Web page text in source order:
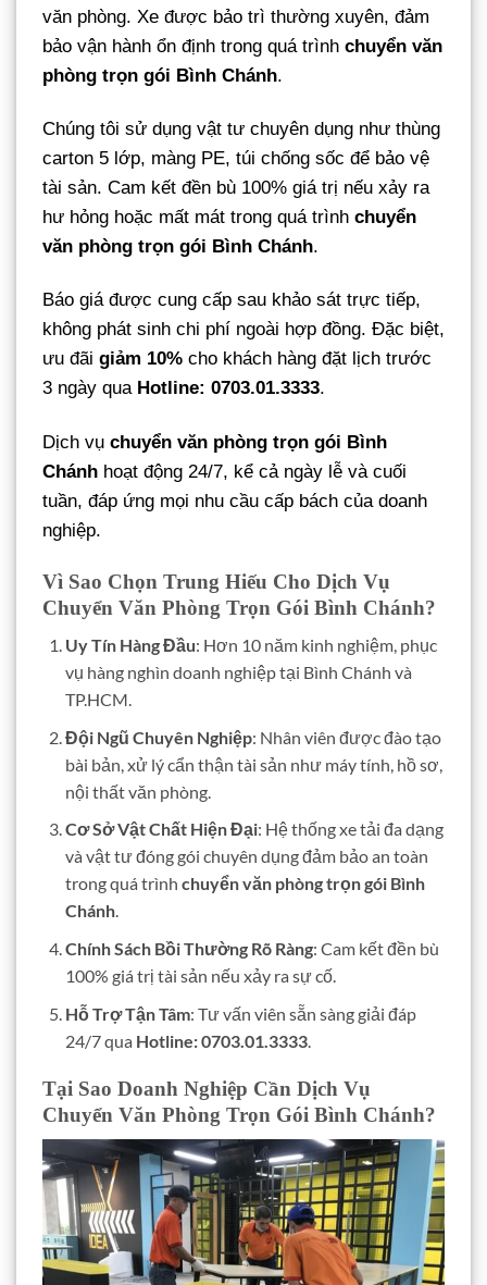
văn phòng. Xe được bảo trì thường xuyên, đảm
bảo vận hành ổn định trong quá trình chuyển văn
phòng trọn gói Bình Chánh.
Chúng tôi sử dụng vật tư chuyên dụng như thùng
carton 5 lớp, màng PE, túi chống sốc để bảo vệ
tài sản. Cam kết đền bù 100% giá trị nếu xảy ra
hư hỏng hoặc mất mát trong quá trình chuyển
văn phòng trọn gói Bình Chánh.
Báo giá được cung cấp sau khảo sát trực tiếp,
không phát sinh chi phí ngoài hợp đồng. Đặc biệt,
ưu đãi giảm 10% cho khách hàng đặt lịch trước
3 ngày qua Hotline: 0703.01.3333.
Dịch vụ chuyển văn phòng trọn gói Bình
Chánh hoạt động 24/7, kể cả ngày lễ và cuối
tuần, đáp ứng mọi nhu cầu cấp bách của doanh
nghiệp.
Vì Sao Chọn Trung Hiếu Cho Dịch Vụ
Chuyển Văn Phòng Trọn Gói Bình Chánh?
Uy Tín Hàng Đầu: Hơn 10 năm kinh nghiệm, phục
vụ hàng nghìn doanh nghiệp tại Bình Chánh và
TP.HCM.
Đội Ngũ Chuyên Nghiệp: Nhân viên được đào tạo
bài bản, xử lý cẩn thận tài sản như máy tính, hồ sơ,
nội thất văn phòng.
Cơ Sở Vật Chất Hiện Đại: Hệ thống xe tải đa dạng
và vật tư đóng gói chuyên dụng đảm bảo an toàn
trong quá trình chuyển văn phòng trọn gói Bình
Chánh.
Chính Sách Bồi Thường Rõ Ràng: Cam kết đền bù
100% giá trị tài sản nếu xảy ra sự cố.
Hỗ Trợ Tận Tâm: Tư vấn viên sẵn sàng giải đáp
24/7 qua Hotline: 0703.01.3333.
Tại Sao Doanh Nghiệp Cần Dịch Vụ
Chuyển Văn Phòng Trọn Gói Bình Chánh?